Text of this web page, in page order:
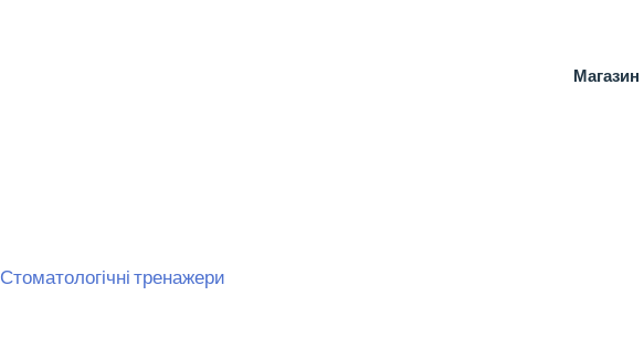
Магазин
Стоматологічні тренажери